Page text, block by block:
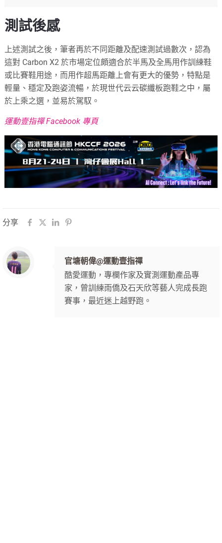
測試後感
上述測試之後，筆者再於不同距離及配速測試過數次，認為
這對 Carbon X2 於市場定位頗適合於半馬及全馬用作訓練鞋
或比賽鞋用途，而用作超馬距離上會有更大的優勢，特點是
輕量、穩定及跑姿流暢，於現世代云云碳纖板跑鞋之中，屬
於上乘之選，並易於駕馭。
運動壹指禪 Facebook 專頁
分享
官塘朝偉@運動壹指禪
酷愛運動，專欄作家及實測運動產品專
家，曾訓練雨僑及石天欣等藝人完成長跑
賽事，最近迷上越野跑。